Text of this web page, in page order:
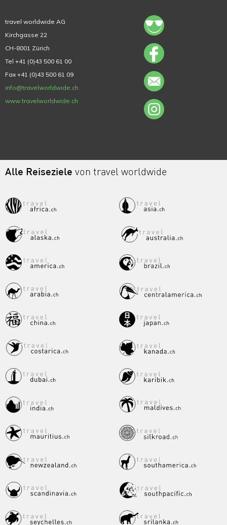
travel worldwide AG
Kirchgasse 22
CH-8001 Zürich
Tel +41 (0)43 500 61 00
Fax +41 (0)43 500 61 09
info@travelworldwide.ch
www.travelworldwide.ch
Alle Reiseziele von travel worldwide